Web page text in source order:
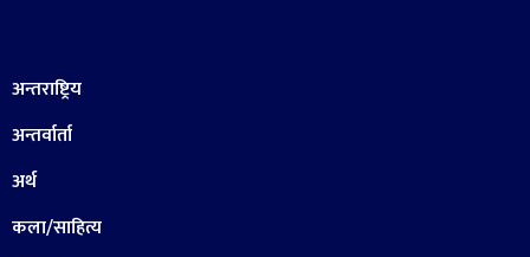
अन्तराष्ट्रिय
अन्तर्वार्ता
अर्थ
कला/साहित्य